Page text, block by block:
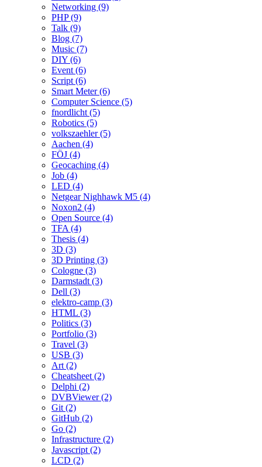
Networking (9)
PHP (9)
Talk (9)
Blog (7)
Music (7)
DIY (6)
Event (6)
Script (6)
Smart Meter (6)
Computer Science (5)
fnordlicht (5)
Robotics (5)
volkszaehler (5)
Aachen (4)
FÖJ (4)
Geocaching (4)
Job (4)
LED (4)
Netgear Nighhawk M5 (4)
Noxon2 (4)
Open Source (4)
TFA (4)
Thesis (4)
3D (3)
3D Printing (3)
Cologne (3)
Darmstadt (3)
Dell (3)
elektro-camp (3)
HTML (3)
Politics (3)
Portfolio (3)
Travel (3)
USB (3)
Art (2)
Cheatsheet (2)
Delphi (2)
DVBViewer (2)
Git (2)
GitHub (2)
Go (2)
Infrastructure (2)
Javascript (2)
LCD (2)